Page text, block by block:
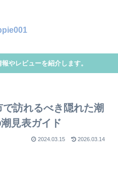
やレビューを紹介します。
訪れるべき隠れた潮
見表ガイド
2024.03.15 2026.03.14